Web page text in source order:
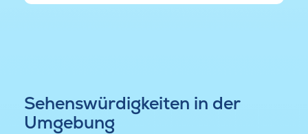
Sehenswürdigkeiten in der
Umgebung